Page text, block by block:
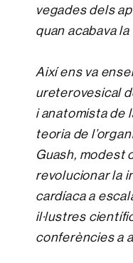
vegades dels
quan acabava
Així ens va
ureterovesical
i anatomista de
teoria de
Guash, modest
revolucionar la
cardíaca a
il·lustres
conferències a